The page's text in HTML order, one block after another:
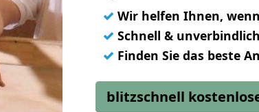
✓ Wir helfen Ihnen,
✓ Schnell &
✓ Finden Sie das beste
blitzschnell